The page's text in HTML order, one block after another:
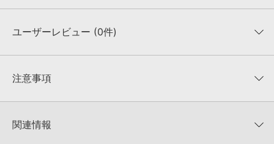
収録ファイル一覧
ユーザーレビュー (0件)
★★★★★
★5
★4
注意事項
KONTAKTフォーマットは、
でお使いいただけます。無償版のKONTAKT PLAYERではお使いい
関連情報